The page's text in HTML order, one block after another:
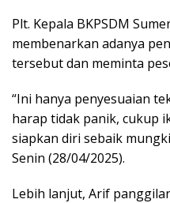
Plt. Kepala BKPSDM
membenarkan adanya
tersebut dan meminta
“Ini hanya penyesuaian
harap tidak panik, cukup
siapkan diri sebaik
Senin (28/04/2025).
Lebih lanjut, Arif